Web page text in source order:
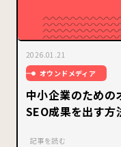
2026.01.21
オウンドメディア
中小企業のための
SEO成果を出す方
記事を読む